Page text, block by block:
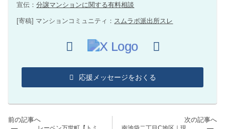
宣伝：分譲マンションに関する有料相談
[寄稿] マンションコミュニティ： スムラボ派出所スレ
応援メッセージをおくる